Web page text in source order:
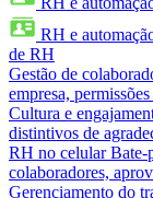
RH e
de RH
Gestão de
empresa,
Cultura e
distintivos de
RH no celular Bate-
colaboradores,
Gerenciamento do